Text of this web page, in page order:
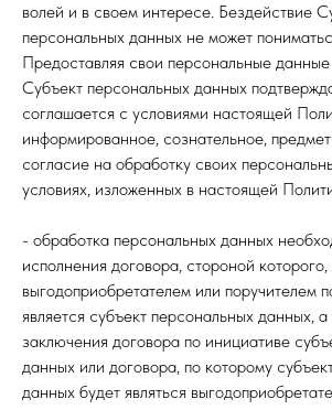
волей и в своем интересе. Бездействие
персональных данных не может
Предоставляя свои персональные
Субъект персональных данных
соглашается с условиями настоящей
информированное, сознательное,
согласие на обработку своих
условиях, изложенных в настоящей
- обработка персональных данных
исполнения договора, стороной
выгодоприобретателем или поручителем
является субъект персональных данных, а
заключения договора по инициативе
данных или договора, по которому
данных будет являться